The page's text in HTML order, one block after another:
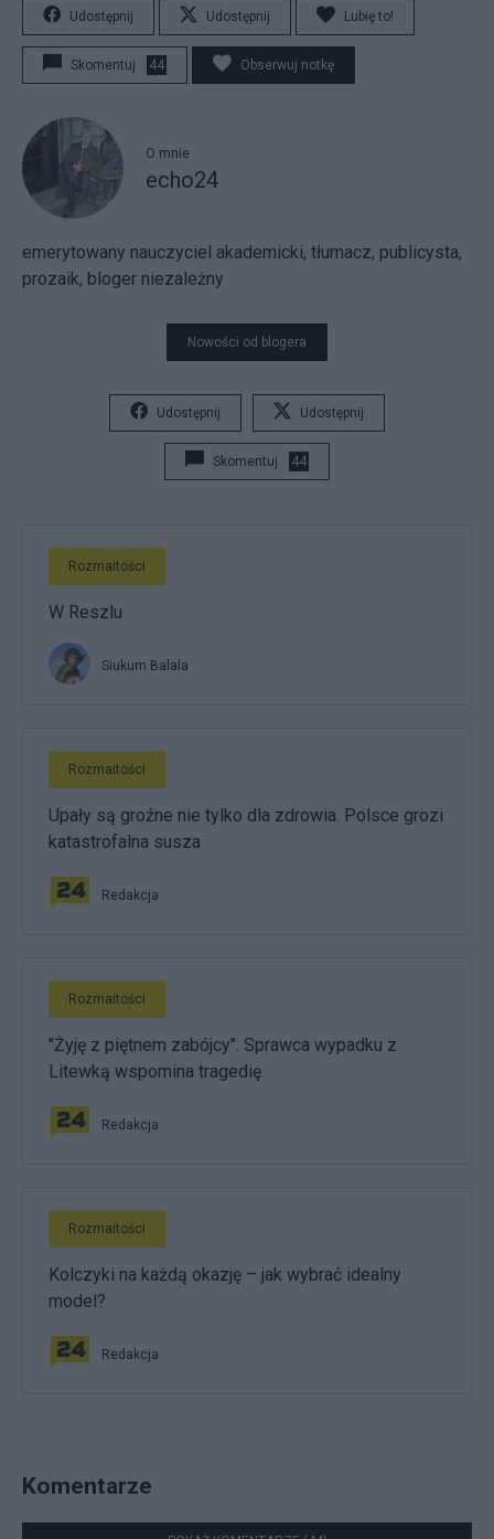
Udostępnij Udostępnij Lubię to!
Skomentuj 44 Obserwuj notkę
O mnie
echo24
emerytowany nauczyciel akademicki, tłumacz, publicysta,
prozaik, bloger niezależny
Nowości od blogera
Udostępnij Udostępnij
Skomentuj 44
Rozmaitości
W Reszlu
Siukum Balala
Rozmaitości
Upały są groźne nie tylko dla zdrowia. Polsce grozi
katastrofalna susza
Redakcja
Rozmaitości
"Żyję z piętnem zabójcy". Sprawca wypadku z
Litewką wspomina tragedię
Redakcja
Rozmaitości
Kolczyki na każdą okazję – jak wybrać idealny
model?
Redakcja
Komentarze